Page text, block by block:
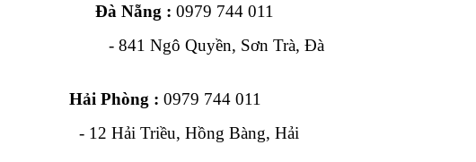
: 0979 744 011
- 841 Ngô Quyền, Sơn Trà, Đà
Hải Phòng : 0979 744 011
Hồng Bàng, Hải